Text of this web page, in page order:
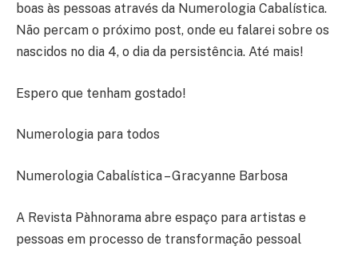
boas às pessoas através da Numerologia Cabalística.
Não percam o próximo post, onde eu falarei sobre os
nascidos no dia 4, o dia da persistência. Até mais!
Espero que tenham gostado!
Numerologia para todos
Numerologia Cabalística – Gracyanne Barbosa
A Revista Pàhnorama abre espaço para artistas e
pessoas em processo de transformação pessoal